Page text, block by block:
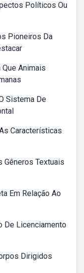
Políticos Ou
Pioneiros Da
Animais
Sistema De
Características
Gêneros Textuais
Em Relação Ao
De Licenciamento
Dirigidos